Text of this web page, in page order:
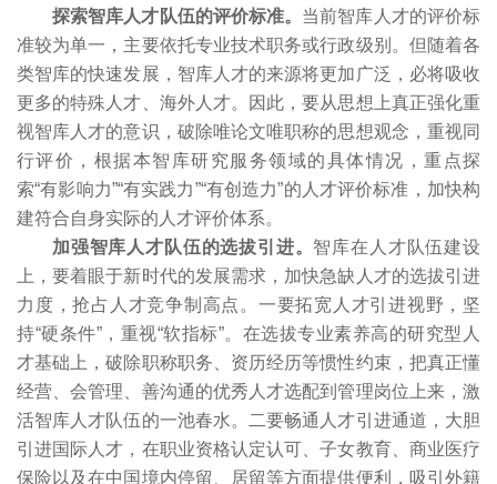
探索智库人才队伍的评价标准。 当前智库人才的评价标
准较为单一，主要依托专业技术职务或行政级别。但随着各
类智库的快速发展，智库人才的来源将更加广泛，必将吸收
更多的特殊人才、海外人才。因此，要从思想上真正强化重
视智库人才的意识，破除唯论文唯职称的思想观念，重视同
行评价，根据本智库研究服务领域的具体情况，重点探
索“有影响力”“有实践力”“有创造力”的人才评价标准，加快构
建符合自身实际的人才评价体系。
加强智库人才队伍的选拔引进。 智库在人才队伍建设
上，要着眼于新时代的发展需求，加快急缺人才的选拔引进
力度，抢占人才竞争制高点。一要拓宽人才引进视野，坚
持“硬条件”，重视“软指标”。在选拔专业素养高的研究型人
才基础上，破除职称职务、资历经历等惯性约束，把真正懂
经营、会管理、善沟通的优秀人才选配到管理岗位上来，激
活智库人才队伍的一池春水。二要畅通人才引进通道，大胆
引进国际人才，在职业资格认定认可、子女教育、商业医疗
保险以及在中国境内停留、居留等方面提供便利，吸引外籍